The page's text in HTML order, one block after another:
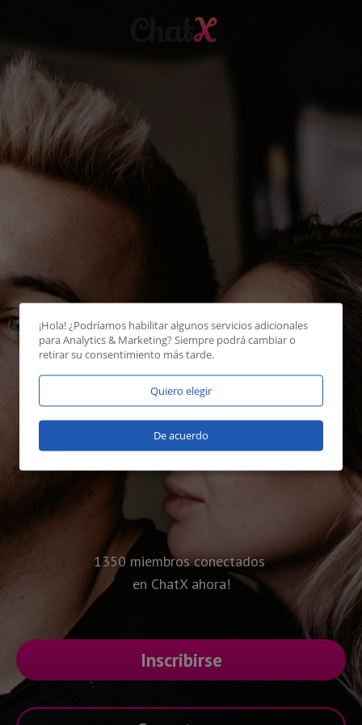
1350 miembros conectados
en ChatX ahora!
Inscribirse
¡Hola! ¿Podríamos habilitar algunos servicios adicionales
paraAnalytics & Marketing? Siempre podrá cambiar o
retirar su consentimiento más tarde.
Quiero elegir
De acuerdo